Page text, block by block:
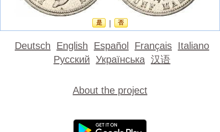
是 否
Deutsch English Español Français Italiano
Русский Українська 汉语
About the project